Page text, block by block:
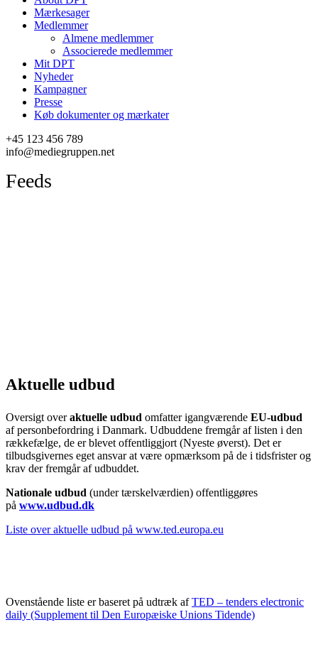
Mærkesager
Medlemmer
Almene medlemmer
Associerede medlemmer
Mit DPT
Nyheder
Kampagner
Presse
Køb dokumenter og mærkater
+45 123 456 789
info@mediegruppen.net
Feeds
Aktuelle udbud
Oversigt overaktuelle udbud omfatter igangværende EU-udbud
af personbefordring i Danmark. Udbuddene fremgår af listen i den
rækkefælge, de er blevet offentliggjort (Nyeste øverst). Det er
tilbudsgivernes eget ansvar at være opmærksom på de i tidsfrister og
krav der fremgår af udbuddet.
Nationale udbud (under tærskelværdien) offentliggøres
på www.udbud.dk
Liste over aktuelle udbud på www.ted.europa.eu
Ovenstående liste er baseret på udtræk afTED – tenders electronic
daily (Supplement til Den Europæiske Unions Tidende)